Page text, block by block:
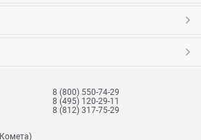
8 (800) 550-74-29
8 (495) 120-29-11
8 (812) 317-75-29